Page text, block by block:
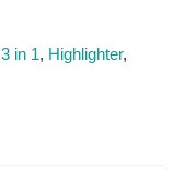
3 in 1, Highlighter,